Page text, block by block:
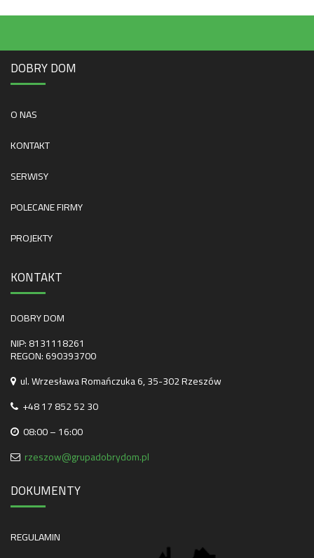
DOBRY DOM
O NAS
KONTAKT
SERWISY
POLECANE FIRMY
PROJEKTY
KONTAKT
DOBRY DOM
NIP: 8131118261
REGON: 690393700
ul. Wrzesława Romańczuka 6, 35-302 Rzeszów
+48 17 852 52 30
08:00 – 16:00
rzeszow@grupadobrydom.pl
DOKUMENTY
REGULAMIN